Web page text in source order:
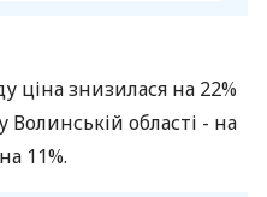
ціна знизилася на 22%
Волинській області - на
11%.